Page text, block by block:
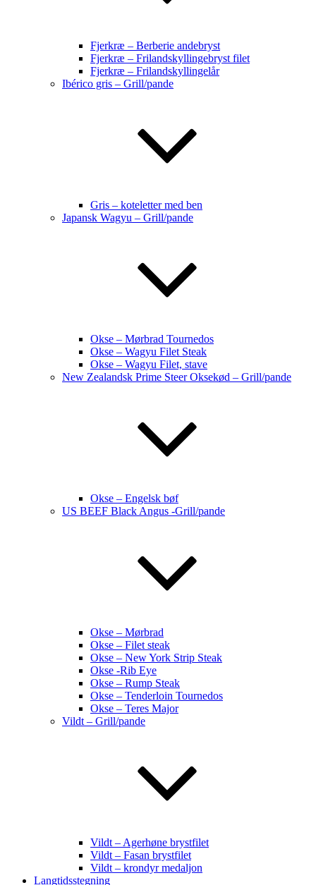
Fjerkræ – Berberie andebryst
Fjerkræ – Frilandskyllingebryst filet
Fjerkræ – Frilandskyllingelår
Ibérico gris – Grill/pande
Gris – koteletter med ben
Japansk Wagyu – Grill/pande
Okse – Mørbrad Tournedos
Okse – Wagyu Filet Steak
Okse – Wagyu Filet, stave
New Zealandsk Prime Steer Oksekød – Grill/pande
Okse – Engelsk bøf
US BEEF Black Angus -Grill/pande
Okse – Mørbrad
Okse – Filet steak
Okse – New York Strip Steak
Okse -Rib Eye
Okse – Rump Steak
Okse – Tenderloin Tournedos
Okse – Teres Major
Vildt – Grill/pande
Vildt – Agerhøne brystfilet
Vildt – Fasan brystfilet
Vildt – krondyr medaljon
Langtidsstegning